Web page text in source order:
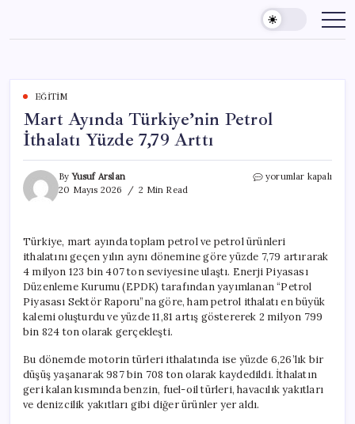
content
EĞITIM
Mart Ayında Türkiye’nin Petrol
İthalatı Yüzde 7,79 Arttı
ByYusuf Arslan
20 Mayıs 2026
2 Min Read
Mart
Yüzde
7,79
Arttı
için
yorumlar kapalı
Türkiye, mart ayında toplam petrol ve petrol ürünleri
ithalatını geçen yılın aynı dönemine göre yüzde 7,79 artırarak
4 milyon 123 bin 407 ton seviyesine ulaştı. Enerji Piyasası
Düzenleme Kurumu (EPDK) tarafından yayımlanan “Petrol
Piyasası Sektör Raporu”na göre, ham petrol ithalatı en büyük
kalemi oluşturdu ve yüzde 11,81 artış göstererek 2 milyon 799
bin 824 ton olarak gerçekleşti.
Bu dönemde motorin türleri ithalatında ise yüzde 6,26’lık bir
düşüş yaşanarak 987 bin 708 ton olarak kaydedildi. İthalatın
geri kalan kısmında benzin, fuel-oil türleri, havacılık yakıtları
ve denizcilik yakıtları gibi diğer ürünler yer aldı.